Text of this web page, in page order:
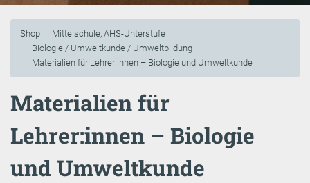
Shop
Mittelschule, AHS-Unterstufe
Biologie / Umweltkunde / Umweltbildung
Materialien für Lehrer:innen – Biologie und Umweltkunde
Materialien für
Lehrer:innen – Biologie
und Umweltkunde